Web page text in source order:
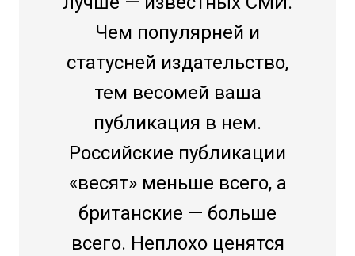
Чем популярней и
статусней издательство,
тем весомей ваша
публикация в нем.
Российские публикации
«весят» меньше всего, а
британские — больше
всего. Неплохо ценятся